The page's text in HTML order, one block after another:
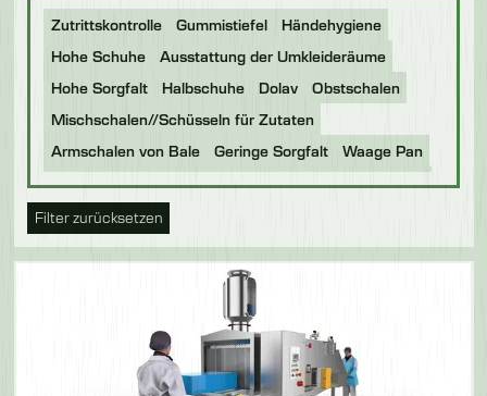
Zutrittskontrolle Gummistiefel
Händehygiene
Hohe Schuhe
Ausstattung der Umkleideräume
Hohe Sorgfalt
Halbschuhe Dolav
Obstschalen
Mischschalen//Schüsseln für Zutaten
Armschalen von Bale
Geringe Sorgfalt
Waage Pan
Backbleche
Gestelle Tonelly
Gastronorm-Schalen
BOC Trays
Food Production Trays
Plastic Dolavs
Pass Through Stiefel
Eurobins
Menschenhygiene
Filter zurücksetzen